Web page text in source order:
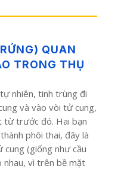
QUAN
TRONG THỤ
nhiên, tinh trùng đi
và vào vòi tử cung,
từ trước đó. Hai bạn
phôi thai, đây là
cung (giống như cầu
nhau, vì trên bề mặt